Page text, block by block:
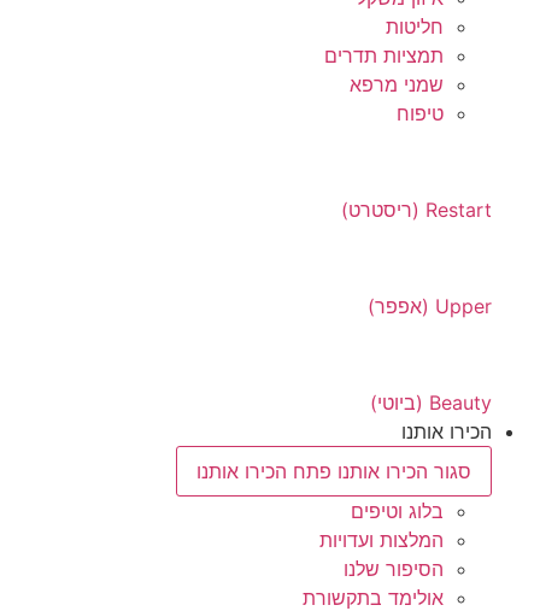
חליטות
תמציות תדרים
שמני מרפא
טיפוח
Restart (ריסטרט)
Upper (אפפר)
Beauty (ביוטי)
הכירו אותנו
סגור הכירו אותנו פתח הכירו אותנו
בלוג וטיפים
המלצות ועדויות
הסיפור שלנו
אולימד בתקשורת